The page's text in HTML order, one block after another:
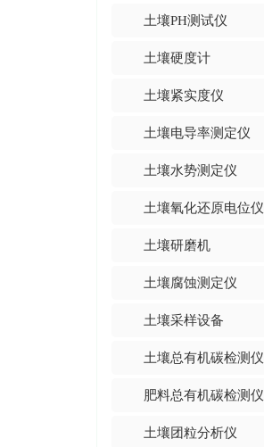
土壤PH测试仪
土壤硬度计
土壤紧实度仪
土壤电导率测定仪
土壤水势测定仪
土壤氧化还原电位仪
土壤研磨机
土壤腐蚀测定仪
土壤采样设备
土壤总有机碳检测仪
肥料总有机碳检测仪
土壤团粒分析仪